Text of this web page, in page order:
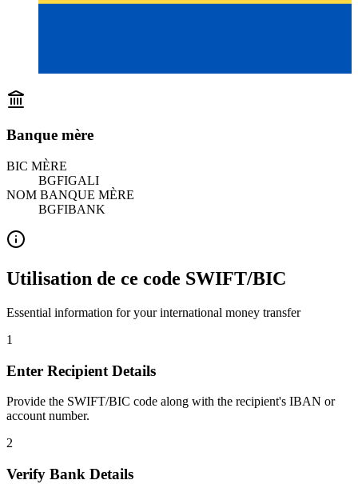
Banque mère
BIC MÈRE
BGFIGALI
NOM BANQUE MÈRE
BGFIBANK
Utilisation de ce code SWIFT/BIC
Essential information for your international money transfer
1
Enter Recipient Details
Provide the SWIFT/BIC code along with the recipient's IBAN or
account number.
2
Verify Bank Details